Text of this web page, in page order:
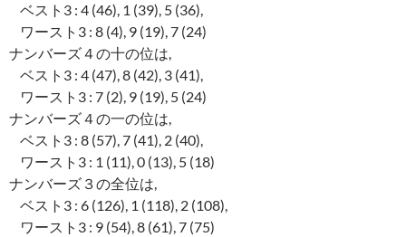
ベスト3 : 4 (46), 1 (39), 5 (36),
ワースト3 : 8 (4), 9 (19), 7 (24)
ナンバーズ４の十の位は,
ベスト3 : 4 (47), 8 (42), 3 (41),
ワースト3 : 7 (2), 9 (19), 5 (24)
ナンバーズ４の一の位は,
ベスト3 : 8 (57), 7 (41), 2 (40),
ワースト3 : 1 (11), 0 (13), 5 (18)
ナンバーズ３の全位は,
ベスト3 : 6 (126), 1 (118), 2 (108),
ワースト3 : 9 (54), 8 (61), 7 (75)